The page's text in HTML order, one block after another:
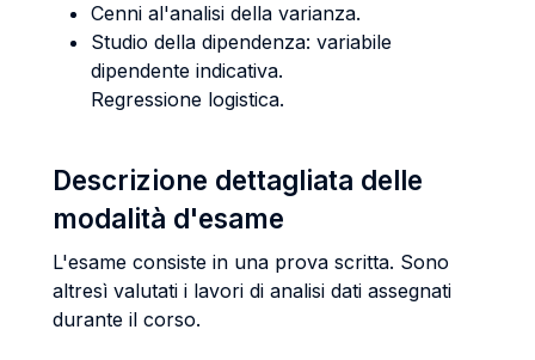
Cenni al'analisi della varianza.
Studio della dipendenza: variabile
dipendente indicativa.
Regressione logistica.
Descrizione dettagliata delle
modalità d'esame
L'esame consiste in una prova scritta. Sono
altresì valutati i lavori di analisi dati assegnati
durante il corso.